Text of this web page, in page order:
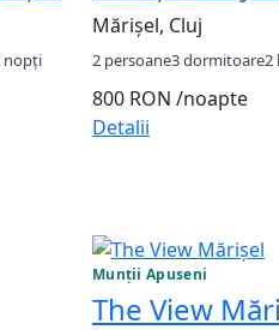
nopți
Mărișel, Cluj
2 persoane3 dormitoare2
800 RON /noapte
Detalii
Munții Apuseni
The View